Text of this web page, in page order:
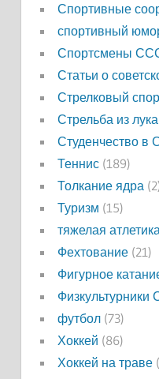
Спортивные
спортивный
Спортсмены
Статьи о
Стрелковый
Стрельба из лука
Студенчество в
Теннис(189)
Толкание ядра
Туризм (15)
тяжелая
Фехтование(21)
Фигурное
футбол(73)
Хоккей (86)
Хоккей на траве